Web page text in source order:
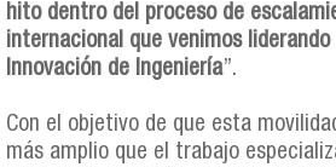
hito dentro del proceso de
internacional que venimos
Innovación de Ingeniería”.
Con el objetivo de que esta
más amplio que el trabajo